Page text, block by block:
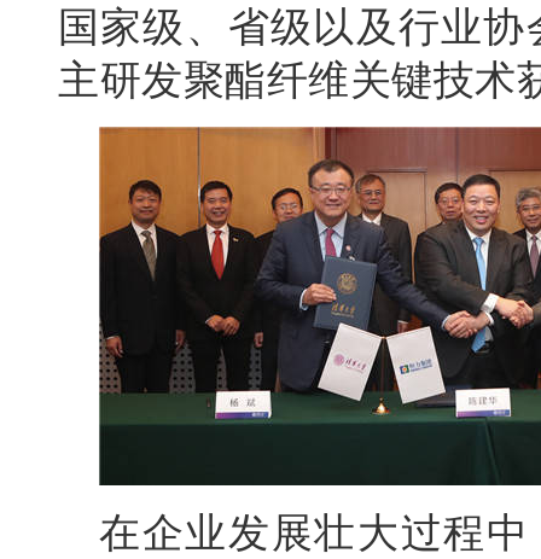
国家级、省级以及行业
主研发聚酯纤维关键技术
在企业发展壮大过程